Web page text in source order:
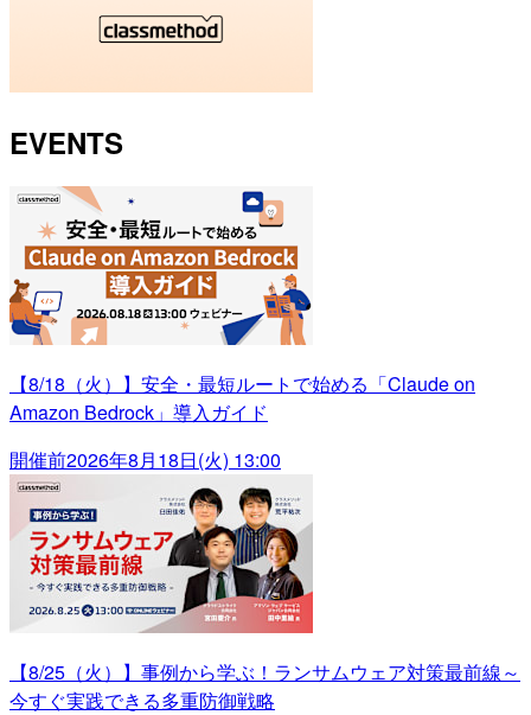
EVENTS
【8/18（火）】安全・最短ルートで始める「Claude on
Amazon Bedrock」導入ガイド
開催前2026年8月18日(火) 13:00
【8/25（火）】事例から学ぶ！ランサムウェア対策最前線～
今すぐ実践できる多重防御戦略